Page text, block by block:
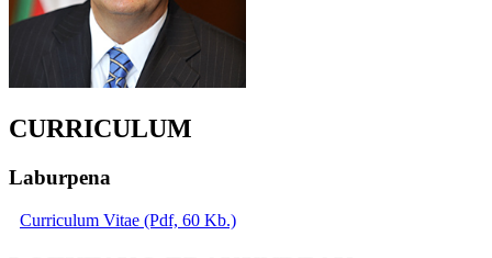
CURRICULUM
Laburpena
Curriculum Vitae (Pdf, 60 Kb.)